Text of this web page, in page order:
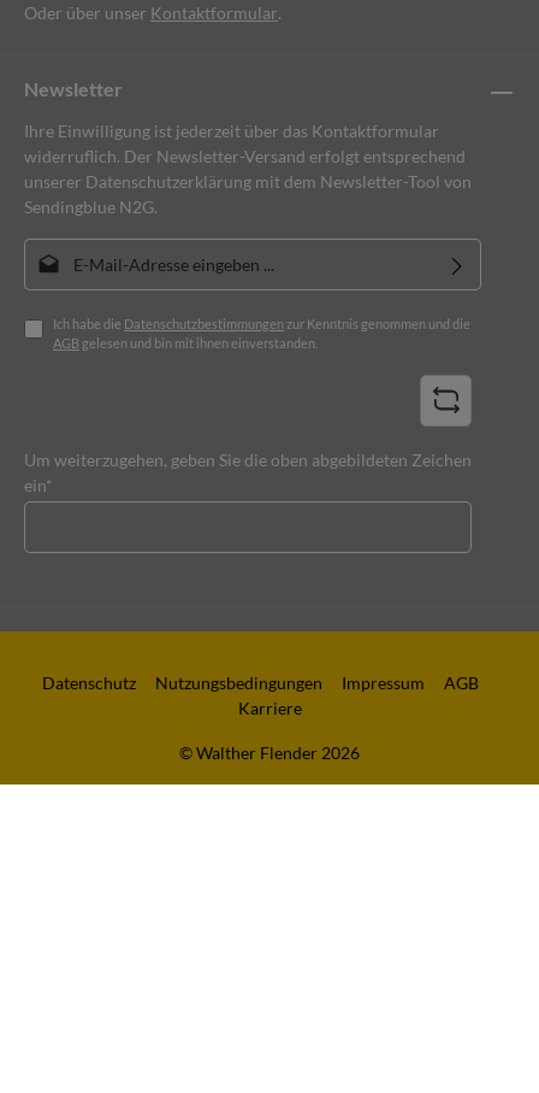
Newsletter
Ihre Einwilligung ist jederzeit über das Kontaktformular
widerruflich. Der Newsletter-Versand erfolgt entsprechend
unserer Datenschutzerklärung mit dem Newsletter-Tool von
Sendingblue N2G.
E-Mail-Adresse*
Ich habe die Datenschutzbestimmungen zur Kenntnis genommen und die
AGB gelesen und bin mit ihnen einverstanden.
Um weiterzugehen, geben Sie die oben abgebildeten Zeichen
ein*
Oder über unser Kontaktformular.
© Walther Flender 2026
Datenschutz Nutzungsbedingungen Impressum
AGB
Karriere